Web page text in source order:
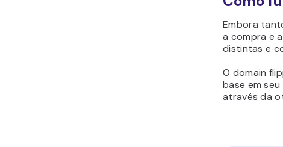
Embora
a compra e
distintas e
O domain
base em
através da